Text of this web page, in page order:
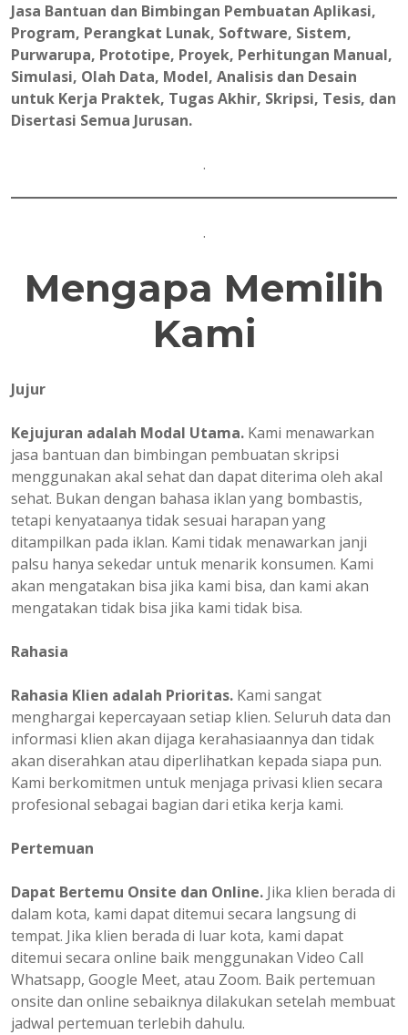
Jasa Bantuan dan Bimbingan Pembuatan Aplikasi,
Program, Perangkat Lunak, Software, Sistem,
Purwarupa, Prototipe, Proyek, Perhitungan Manual,
Simulasi, Olah Data, Model, Analisis dan Desain
untuk Kerja Praktek, Tugas Akhir, Skripsi, Tesis, dan
Disertasi Semua Jurusan.
.
.
Mengapa Memilih
Kami
Jujur
Kejujuran adalah Modal Utama. Kami menawarkan
jasa bantuan dan bimbingan pembuatan skripsi
menggunakan akal sehat dan dapat diterima oleh akal
sehat. Bukan dengan bahasa iklan yang bombastis,
tetapi kenyataanya tidak sesuai harapan yang
ditampilkan pada iklan. Kami tidak menawarkan janji
palsu hanya sekedar untuk menarik konsumen. Kami
akan mengatakan bisa jika kami bisa, dan kami akan
mengatakan tidak bisa jika kami tidak bisa.
Rahasia
Rahasia Klien adalah Prioritas. Kami sangat
menghargai kepercayaan setiap klien. Seluruh data dan
informasi klien akan dijaga kerahasiaannya dan tidak
akan diserahkan atau diperlihatkan kepada siapa pun.
Kami berkomitmen untuk menjaga privasi klien secara
profesional sebagai bagian dari etika kerja kami.
Pertemuan
Dapat Bertemu Onsite dan Online. Jika klien berada di
dalam kota, kami dapat ditemui secara langsung di
tempat. Jika klien berada di luar kota, kami dapat
ditemui secara online baik menggunakan Video Call
Whatsapp, Google Meet, atau Zoom. Baik pertemuan
onsite dan online sebaiknya dilakukan setelah membuat
jadwal pertemuan terlebih dahulu.